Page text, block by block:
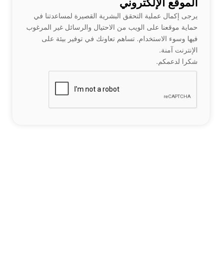
يرجى إكمال عملية التحقق البشرية القصيرة لمساعدتنا في
حماية موقعنا على الويب من الاحتيال والرسائل غير المرغوب
فيها وسوء الاستخدام. تساهم تعاونك في توفير بيئة على
الإنترنت آمنة.
شكرا لدعمكم.